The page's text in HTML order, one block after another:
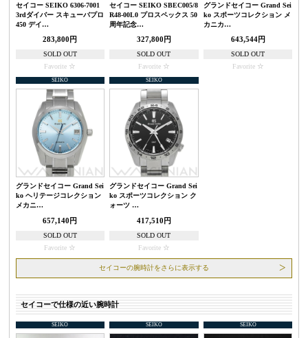
セイコー SEIKO 6306-7001
3rdダイバー スキューバプロ
450 デイ…
283,800円
SOLD OUT
Favorite
セイコー SEIKO SBEC005/8
R48-00L0 プロスペックス 50
周年記念…
327,800円
SOLD OUT
Favorite
グランドセイコー Grand Sei
ko スポーツコレクション メ
カニカ…
643,544円
SOLD OUT
Favorite
SEIKO
グランドセイコー Grand Sei
ko ヘリテージコレクション
メカニ…
657,140円
SOLD OUT
Favorite
SEIKO
グランドセイコー Grand Sei
ko スポーツコレクション ク
ォーツ …
417,510円
SOLD OUT
Favorite
セイコーの腕時計をさらに表示する
セイコーで仕様の近い腕時計
SEIKO SEIKO SEIKO